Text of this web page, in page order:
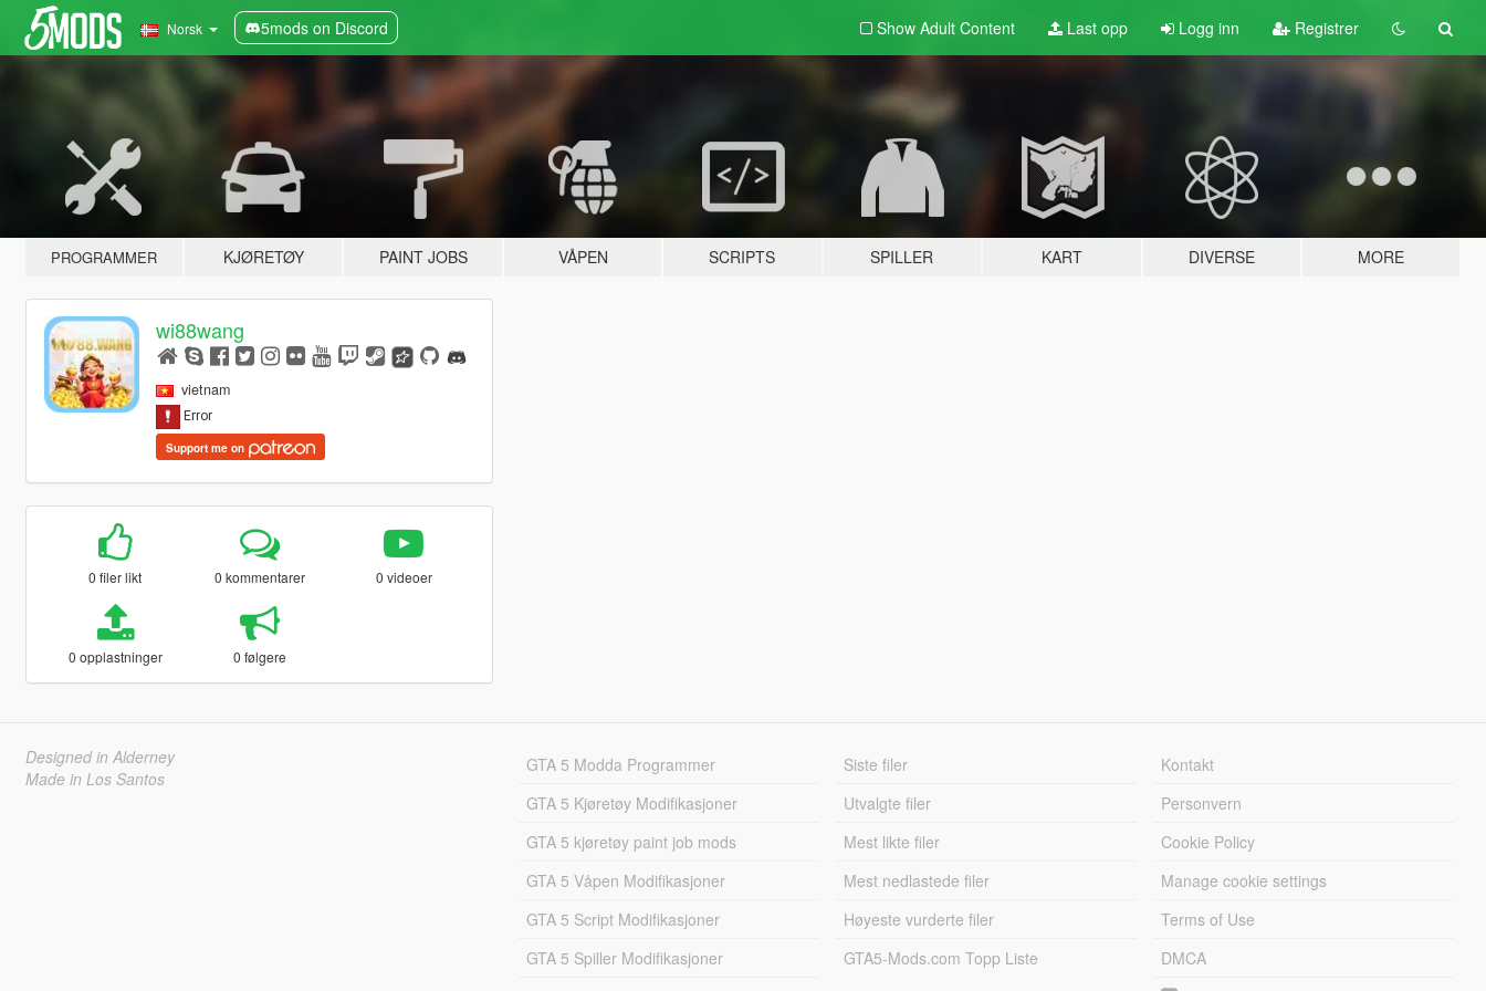
Norsk 5mods on Discord Show Adult Content Last opp Logg inn Registrer
PROGRAMMER KJØRETØY PAINT JOBS VÅPEN SCRIPTS SPILLER KART DIVERSE MORE
wi88wang
vietnam
Support me on
0 filer likt 0 kommentarer 0 videoer
0 opplastninger 0 følgere
Designed in Alderney
Made in Los Santos
GTA 5 Modda Programmer
GTA 5 Kjøretøy Modifikasjoner
GTA 5 kjøretøy paint job mods
GTA 5 Våpen Modifikasjoner
GTA 5 Script Modifikasjoner
GTA 5 Spiller Modifikasjoner
Siste filer
Utvalgte filer
Mest likte filer
Mest nedlastede filer
Høyeste vurderte filer
GTA5-Mods.com Topp Liste
Kontakt
Personvern
Cookie Policy
Manage cookie settings
Terms of Use
DMCA